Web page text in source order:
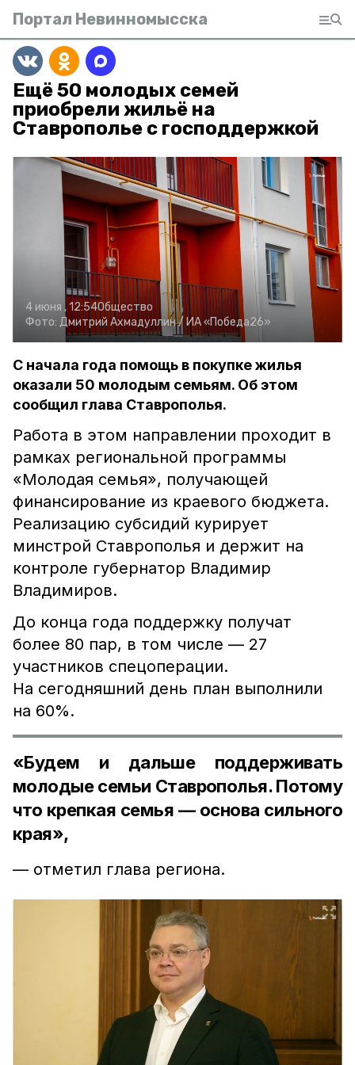
Портал Невинномысска
Ещё 50 молодых семей
приобрели жильё на
Ставрополье с господдержкой
4 июня , 12:54Общество
Фото: Дмитрий Ахмадуллин / ИА «Победа26»
С начала года помощь в покупке жилья
оказали 50 молодым семьям. Об этом
сообщил глава Ставрополья.
Работа в этом направлении проходит в
рамках региональной программы
«Молодая семья», получающей
финансирование из краевого бюджета.
Реализацию субсидий курирует
минстрой Ставрополья и держит на
контроле губернатор Владимир
Владимиров.
До конца года поддержку получат
более 80 пар, в том числе — 27
участников спецоперации.
На сегодняшний день план выполнили
на 60%.
«Будем и дальше поддерживать
молодые семьи Ставрополья. Потому
что крепкая семья — основа сильного
края»,
— отметил глава региона.